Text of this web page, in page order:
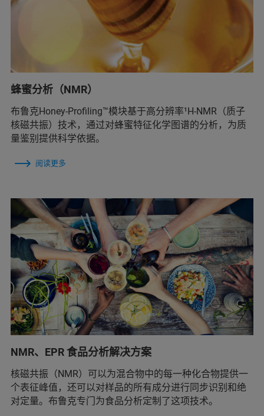
蜂蜜分析（NMR）
布鲁克Honey-Profiling™模块基于高分辨率¹H-NMR（质子
核磁共振）技术，通过对蜂蜜特征化学图谱的分析，为质
量鉴别提供科学依据。
阅读更多
NMR、EPR 食品分析解决方案
核磁共振（NMR）可以为混合物中的每一种化合物提供一
个表征峰值，还可以对样品的所有成分进行同步识别和绝
对定量。布鲁克专门为食品分析定制了这项技术。